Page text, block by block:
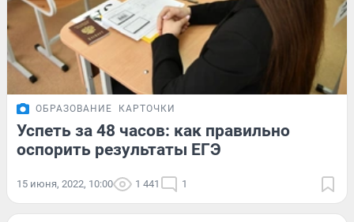
ОБРАЗОВАНИЕ КАРТОЧКИ
Успеть за 48 часов: как правильно
оспорить результаты ЕГЭ
15 июня, 2022, 10:00 1 441 1